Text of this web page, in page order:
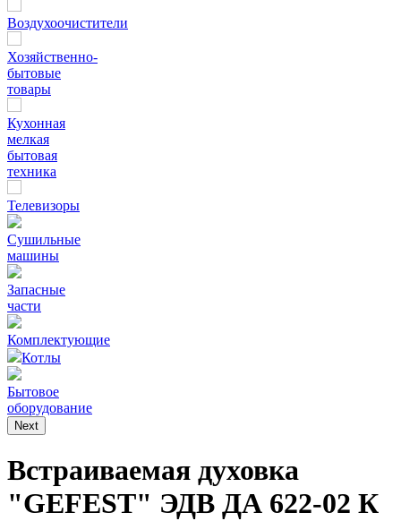
Воздухоочистители
Хозяйственно-
бытовые
товары
Кухонная
мелкая
бытовая
техника
Телевизоры
Сушильные
машины
Запасные
части
Комплектующие
Котлы
Бытовое
оборудование
Next
Встраиваемая духовка
"GEFEST" ЭДВ ДА 622-02 К